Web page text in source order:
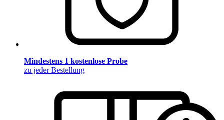
Mindestens 1 kostenlose Probe
zu jeder Bestellung